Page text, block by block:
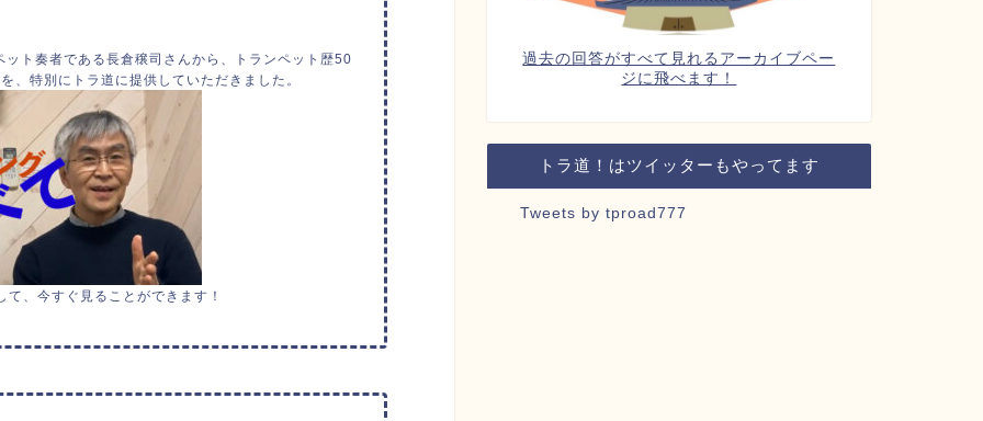
ット奏者である長倉穣司さんから、
トランペット歴50
を、特別にトラ道に提供していただきました。
て、今すぐ見ることができます！
過去の回答がすべて見れるアーカイブペー
ジに飛べます！
トラ道！はツイッターもやってます
Tweets by tproad777